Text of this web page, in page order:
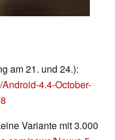
am 21. und 24.):
4.4-October-
Variante mit 3.000